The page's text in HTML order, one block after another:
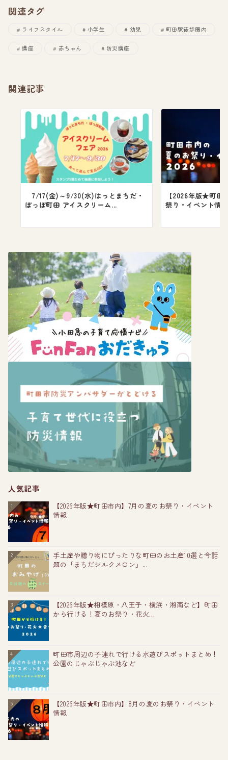
関連タグ
ライフスタイル 小学生 幼児 町田駅徒歩圏内
講座 赤ちゃん 防災講座
関連記事
7/17(金)～9/30(水)はっとまちだ・
ぽっぽ町田 アイスクリーム...
【2026年版★町田
祭り・イベント情報
人気記事
1
【2026年版★町田市内】7月の夏のお祭り・イベント
情報
2
手土産や贈り物にぴったりな町田のお土産10選と今話
題の「まちだシルクメロン」...
3
【2026年版★相模原・八王子・横浜・湘南など】町田
から行ける！夏のお祭り・花火...
4
町田市周辺の子連れで行ける水遊びスポットまとめ！
公園のじゃぶじゃぶ池など
5
【2026年版★町田市内】8月の夏のお祭り・イベント
情報